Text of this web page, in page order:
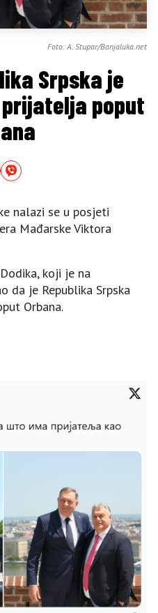
Foto: A. Stupar/Banjaluka.net
Srpska je
poput
nalazi se u posjeti
Mađarske Viktora
koji je na
da je Republika Srpska
Orbana.